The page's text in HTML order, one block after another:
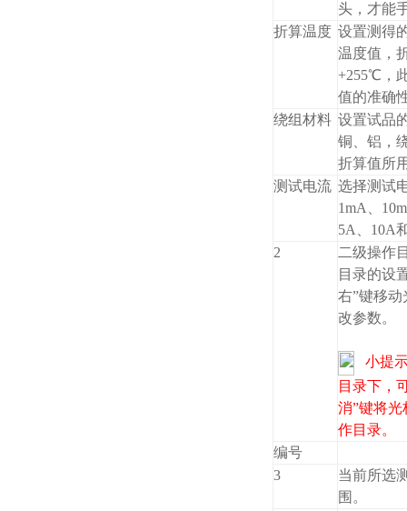
头，才能
折算温度 设置测得
温度值，
+255℃，
值的准确
绕组材料 设置试品
铜、铝，
折算值所
测试电流 选择测试
1mA、
5A、10A
2
二级操作
目录的设
右”键移动
改参数。
小提
目录下，
消”键将
作目录。
编号
3
当前所选
围。